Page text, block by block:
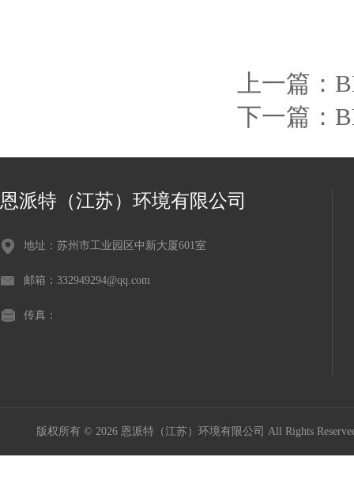
上一篇：
下一篇：
恩派特（江苏）环境有限公司
地址：苏州市工业园区中新大厦601室
邮箱：332949294@qq.com
传真：
版权所有 © 2026 恩派特（江苏）环境有限公司 All Rights